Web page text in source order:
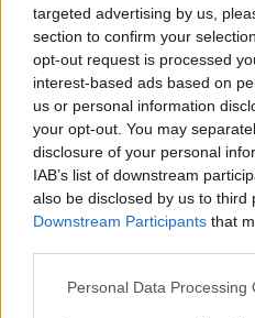
targeted advertising by us,
section to confirm your
opt-out request is processed
interest-based ads based on
us or personal information
your opt-out. You may
disclosure of your personal
IAB’s list of downstream
also be disclosed by us to third
Downstream Participants that
Please note that this website/
Personal Data Processing
Történelmi táj, amelynek